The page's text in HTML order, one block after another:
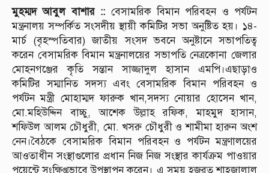
মুহম্মদ আবুল বাশার :: বেসামরিক বিমান পরিবহন ও পর্যটন
মন্ত্রনালয় সম্পর্কিত সংসদীয় স্থায়ী কমিটির সভা অনুষ্টিত হয়। ১৪-
মার্চ (বৃহস্পতিবার) জাতীয় সংসদ ভবনে অনুষ্টানে সভাপতিত্ব
করেন বেসামরিক বিমান মন্ত্রনালয়ের সভাপতি নেত্রকোনা জেলার
মোহনগঞ্জের কৃতি সন্তান সাজ্জাদুল হাসান এমপি।এছাড়াও
কমিটির সম্মানিত সদস্য এবং বেসামরিক বিমান পরিবহন ও
পর্যটন মন্ত্রী মোহাম্মদ ফারুক খান,সদস্য নোয়ার হোসেন খান,
মো.মহিউদ্দিন বাচ্চু, আশেক উল্লাহ রফিক, মাহমুদ হাসান,
শফিউল আলম চৌধুরী, মো. খসরু চৌধুরী ও শামীমা হারুন অংশ
নেন।বৈঠকে বেসামরিক বিমান পরিবহন ও পর্যটন মন্ত্রণালয়ের
আওতাধীন সংস্থাগুলোর প্রধান নিজ নিজ সংস্থার কার্যক্রম পাওয়ার
পয়েন্টে সংক্ষিপ্তভাবে উপস্থাপন করেন। এ সময় হজরত শাহজালাল